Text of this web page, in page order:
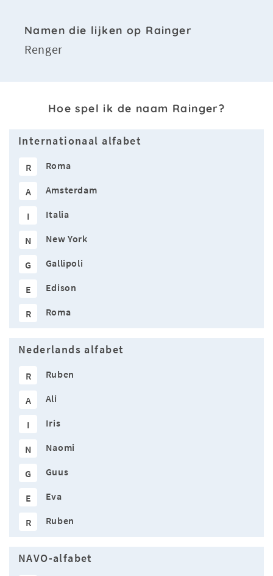
Namen die lijken op Rainger
Renger
Hoe spel ik de naam Rainger?
Internationaal alfabet
R Roma
A Amsterdam
I Italia
N New York
G Gallipoli
E Edison
R Roma
Nederlands alfabet
R Ruben
A Ali
I Iris
N Naomi
G Guus
E Eva
R Ruben
NAVO-alfabet